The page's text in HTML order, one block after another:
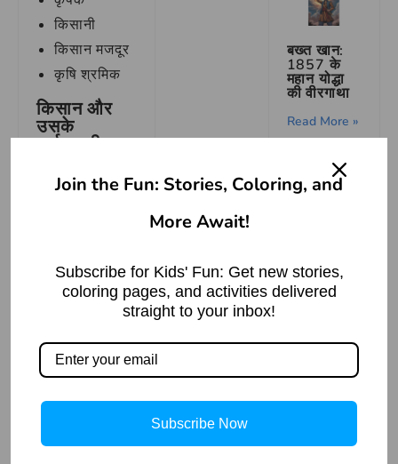
किसानी
किसान मजदूर
कृषि श्रमिक
किसान और
उसके
पर्यायवाची
प्रयोग:
पर्यायवाची शब्दों
का उपयोग
उदाहरणों के साथ
समझाएंगे, जिससे
आपको इनका सही
जाएगा।
बख्त खान:
1857 के
महान योद्धा
की वीरगाथा
Read More »
स्वतंत्रता
संग्राम
मुहावरे का
‘Hath
Join the Fun: Stories, Coloring, and
More Await!
Subscribe for Kids' Fun: Get new stories,
coloring pages, and activities delivered
straight to your inbox!
Subscribe Now